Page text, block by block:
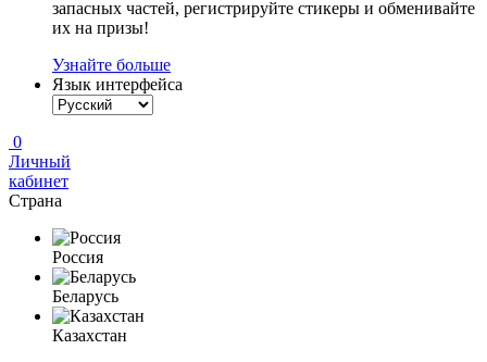
запасных частей, регистрируйте стикеры и обменивайте
их на призы!
Узнайте больше
Язык интерфейса
0
Личный
кабинет
Страна
Россия
Беларусь
Казахстан